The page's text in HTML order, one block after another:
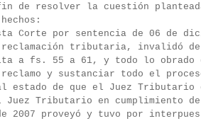
de resolver la cuestión
Corte por sentencia de 06 de
reclamación tributaria, invalidó
a fs. 55 a 61, y todo lo obrado
y sustanciar todo el
estado de que el Juez Tributario
Juez Tributario en cumplimiento
2007 proveyó y tuvo por